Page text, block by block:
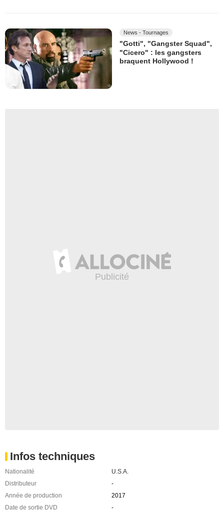
News - Tournages
"Gotti", "Gangster Squad",
"Cicero" : les gangsters
braquent Hollywood !
Infos techniques
Nationalité
U.S.A.
Distributeur
-
Année de production
2017
Date de sortie DVD
-